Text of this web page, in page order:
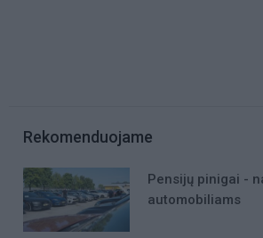
Rekomenduojame
Pensijų pinigai -
automobiliams